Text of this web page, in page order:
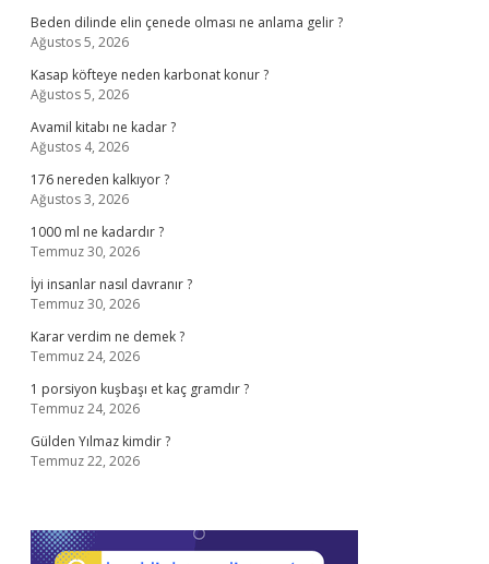
Beden dilinde elin çenede olması ne anlama gelir ?
Ağustos 5, 2026
Kasap köfteye neden karbonat konur ?
Ağustos 5, 2026
Avamil kitabı ne kadar ?
Ağustos 4, 2026
176 nereden kalkıyor ?
Ağustos 3, 2026
1000 ml ne kadardır ?
Temmuz 30, 2026
İyi insanlar nasıl davranır ?
Temmuz 30, 2026
Karar verdim ne demek ?
Temmuz 24, 2026
1 porsiyon kuşbaşı et kaç gramdır ?
Temmuz 24, 2026
Gülden Yılmaz kimdir ?
Temmuz 22, 2026